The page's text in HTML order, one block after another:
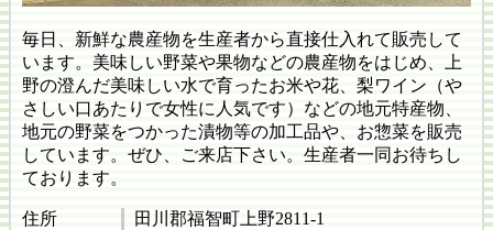
毎日、新鮮な農産物を生産者から直接仕入れて販売して
います。美味しい野菜や果物などの農産物をはじめ、上
野の澄んだ美味しい水で育ったお米や花、梨ワイン（や
さしい口あたりで女性に人気です）などの地元特産物、
地元の野菜をつかった漬物等の加工品や、お惣菜を販売
しています。ぜひ、ご来店下さい。生産者一同お待ちし
ております。
住所 田川郡福智町上野2811-1